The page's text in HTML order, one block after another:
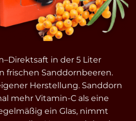
in der 5 Liter
frischen Sanddornbeeren.
Herstellung. Sanddorn
mehr Vitamin-C als eine
ein Glas, nimmt